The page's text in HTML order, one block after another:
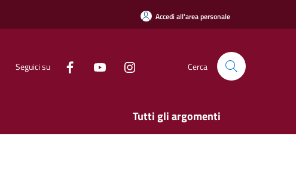
Accedi all'area personale
Seguici su Cerca
Tutti gli argomenti